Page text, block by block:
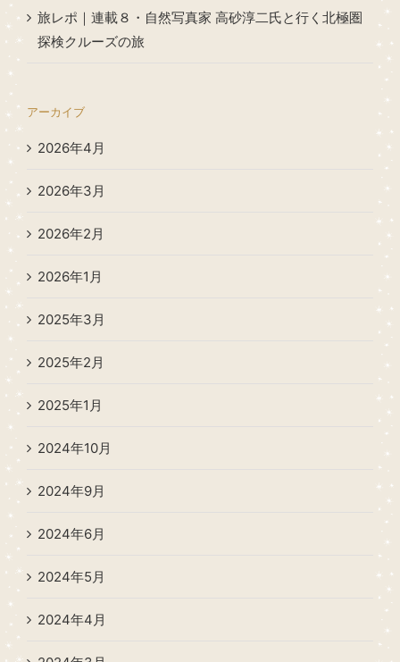
旅レポ｜連載８・自然写真家 高砂淳二氏と行く北極圏
探検クルーズの旅
アーカイブ
2026年4月
2026年3月
2026年2月
2026年1月
2025年3月
2025年2月
2025年1月
2024年10月
2024年9月
2024年6月
2024年5月
2024年4月